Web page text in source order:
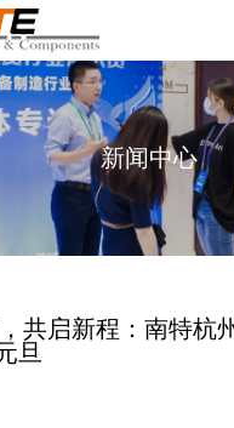
首页
关于我们
起重机
起重机组件
服务
新闻
新闻中心
共启新程：南特杭
旦